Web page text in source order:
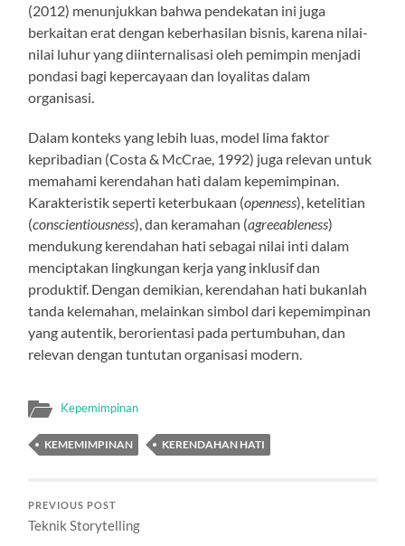
(2012) menunjukkan bahwa pendekatan ini juga
berkaitan erat dengan keberhasilan bisnis, karena nilai-
nilai luhur yang diinternalisasi oleh pemimpin menjadi
pondasi bagi kepercayaan dan loyalitas dalam
organisasi.
Dalam konteks yang lebih luas, model lima faktor
kepribadian (Costa & McCrae, 1992) juga relevan untuk
memahami kerendahan hati dalam kepemimpinan.
Karakteristik seperti keterbukaan (openness), ketelitian
(conscientiousness), dan keramahan (agreeableness)
mendukung kerendahan hati sebagai nilai inti dalam
menciptakan lingkungan kerja yang inklusif dan
produktif. Dengan demikian, kerendahan hati bukanlah
tanda kelemahan, melainkan simbol dari kepemimpinan
yang autentik, berorientasi pada pertumbuhan, dan
relevan dengan tuntutan organisasi modern.
Kepemimpinan
KEMEMIMPINAN KERENDAHAN HATI
PREVIOUS POST
Teknik Storytelling